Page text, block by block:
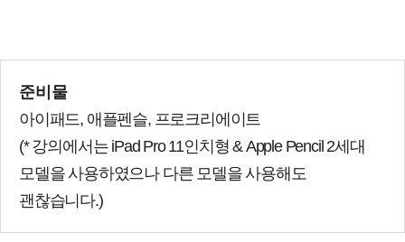
준비물
아이패드, 애플펜슬, 프로크리에이트
(* 강의에서는 iPad Pro 11인치형 & Apple Pencil 2세대
모델을 사용하였으나 다른 모델을 사용해도
괜찮습니다.)